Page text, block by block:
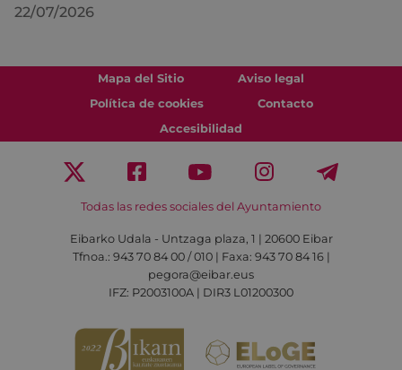
22/07/2026
Mapa del Sitio
Aviso legal
Política de cookies
Contacto
Accesibilidad
Todas las redes sociales del Ayuntamiento
Eibarko Udala - Untzaga plaza, 1 | 20600 Eibar
Tfnoa.: 943 70 84 00 / 010 | Faxa: 943 70 84 16 |
pegora@eibar.eus
IFZ: P2003100A | DIR3 L01200300